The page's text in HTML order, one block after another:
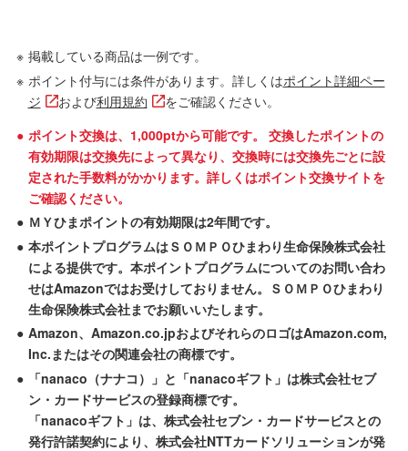
※ 掲載している商品は一例です。
※ ポイント付与には条件があります。詳しくはポイント詳細ペー
ジ
および利用規約
をご確認ください。
● ポイント交換は、1,000ptから可能です。 交換したポイントの
有効期限は交換先によって異なり、交換時には交換先ごとに設
定された手数料がかかります。詳しくはポイント交換サイトを
ご確認ください。
● ＭＹひまポイントの有効期限は2年間です。
● 本ポイントプログラムはＳＯＭＰＯひまわり生命保険株式会社
による提供です。本ポイントプログラムについてのお問い合わ
せはAmazonではお受けしておりません。ＳＯＭＰＯひまわり
生命保険株式会社までお願いいたします。
● Amazon、Amazon.co.jpおよびそれらのロゴはAmazon.com,
Inc.またはその関連会社の商標です。
●
「nanaco（ナナコ）」と「nanacoギフト」は株式会社セブ
ン・カードサービスの登録商標です。
「nanacoギフト」は、株式会社セブン・カードサービスとの
発行許諾契約により、株式会社NTTカードソリューションが発